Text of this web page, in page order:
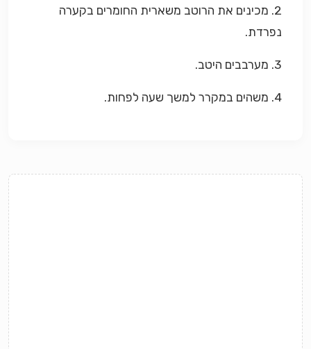
2. מכינים את הרוטב משארית החומרים בקערה
נפרדת.
3. מערבבים היטב.
4. משהים במקרר למשך שעה לפחות.